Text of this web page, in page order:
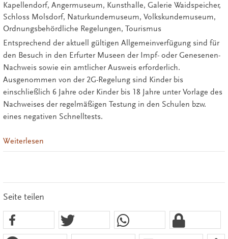
Kapellendorf, Angermuseum, Kunsthalle, Galerie Waidspeicher,
Schloss Molsdorf, Naturkundemuseum, Volkskundemuseum,
Ordnungsbehördliche Regelungen, Tourismus
Entsprechend der aktuell gültigen Allgemeinverfügung sind für
den Besuch in den Erfurter Museen der Impf- oder Genesenen-
Nachweis sowie ein amtlicher Ausweis erforderlich.
Ausgenommen von der 2G-Regelung sind Kinder bis
einschließlich 6 Jahre oder Kinder bis 18 Jahre unter Vorlage des
Nachweises der regelmäßigen Testung in den Schulen bzw.
eines negativen Schnelltests.
Weiterlesen
Seite teilen